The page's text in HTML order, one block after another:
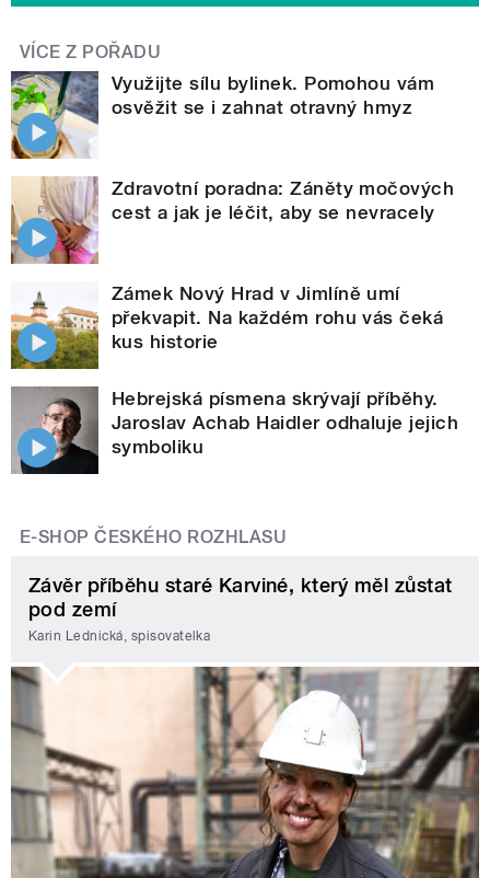
VÍCE Z POŘADU
Využijte sílu bylinek. Pomohou vám
osvěžit se i zahnat otravný hmyz
Zdravotní poradna: Záněty močových
cest a jak je léčit, aby se nevracely
Zámek Nový Hrad v Jimlíně umí
překvapit. Na každém rohu vás čeká
kus historie
Hebrejská písmena skrývají příběhy.
Jaroslav Achab Haidler odhaluje jejich
symboliku
E-SHOP ČESKÉHO ROZHLASU
Závěr příběhu staré Karviné, který měl zůstat
pod zemí
Karin Lednická, spisovatelka